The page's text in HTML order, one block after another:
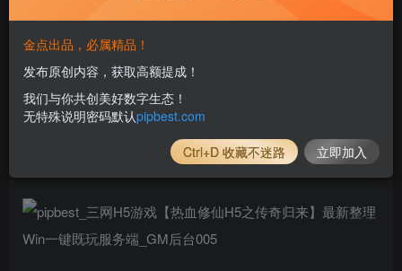
金点出品，必属精品！
发布原创内容，获取高额提成！
我们与你共创美好数字生态！
无特殊说明密码默认pipbest.com
Ctrl+D 收藏不迷路 立即加入